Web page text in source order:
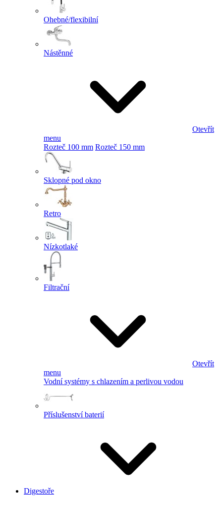
Ohebné/flexibilní
Nástěnné
Otevřít
menu
Rozteč 100 mm Rozteč 150 mm
Sklopné pod okno
Retro
Nízkotlaké
Filtrační
Otevřít
menu
Vodní systémy s chlazením a perlivou vodou
Příslušenství baterií
Digestoře